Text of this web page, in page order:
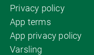
Privacy policy
App terms
App privacy policy
Varsling